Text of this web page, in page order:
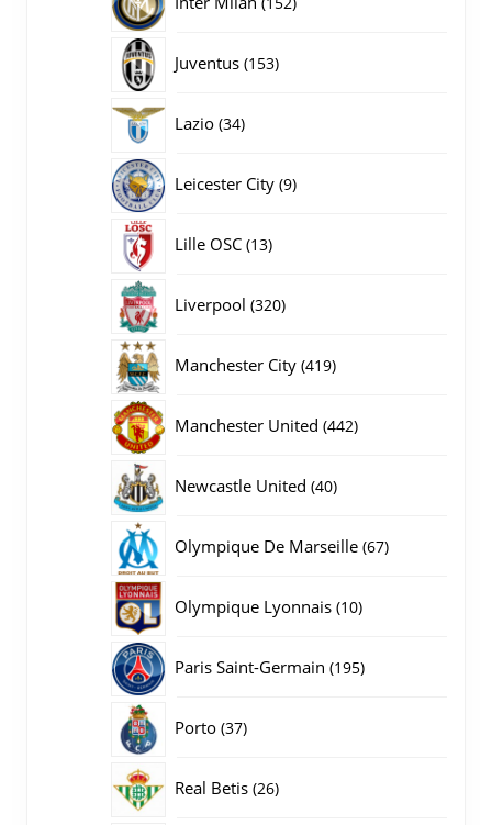
Juventus 153153
Lazio 3434
Leicester City 99
Lille OSC 1313
Liverpool 320320
Manchester City 419419
Manchester United 442442
Newcastle United 4040
Olympique De Marseille 6767
Olympique Lyonnais 1010
Paris Saint-Germain 195195
Porto 3737
Real Betis 2626